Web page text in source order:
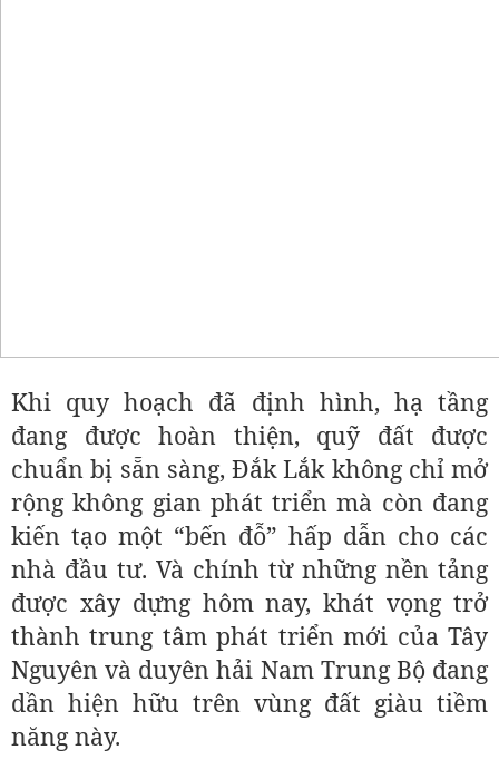
Khi quy hoạch đã định hình, hạ tầng
đang được hoàn thiện, quỹ đất được
chuẩn bị sẵn sàng, Đắk Lắk không chỉ mở
rộng không gian phát triển mà còn đang
kiến tạo một “bến đỗ” hấp dẫn cho các
nhà đầu tư. Và chính từ những nền tảng
được xây dựng hôm nay, khát vọng trở
thành trung tâm phát triển mới của Tây
Nguyên và duyên hải Nam Trung Bộ đang
dần hiện hữu trên vùng đất giàu tiềm
năng này.